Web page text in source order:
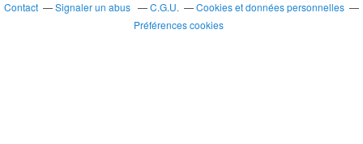
Contact
Signaler un abus C.G.U.
Cookies et données personnelles
Préférences cookies